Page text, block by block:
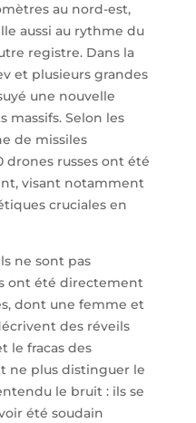
au nord-est,
aussi au rythme du
registre. Dans la
et plusieurs grandes
une nouvelle
massifs. Selon les
de missiles
drones russes ont été
visant notamment
cruciales en
ne sont pas
ont été directement
dont une femme et
des réveils
le fracas des
ne plus distinguer le
le bruit : ils se
été soudain